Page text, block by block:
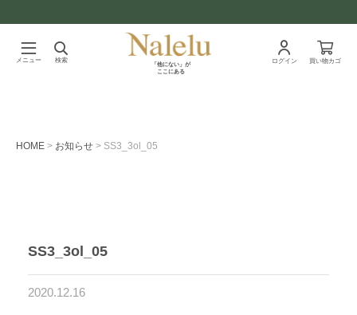
メニュー 検索
「他にない」が
ここにある
ログイン 買い物カゴ
HOME お知らせ SS3_3ol_05
SS3_3ol_05
2020.12.16